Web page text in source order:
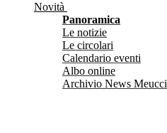
Novità
Panoramica
Le notizie
Le circolari
Calendario eventi
Albo online
Archivio News Meucci